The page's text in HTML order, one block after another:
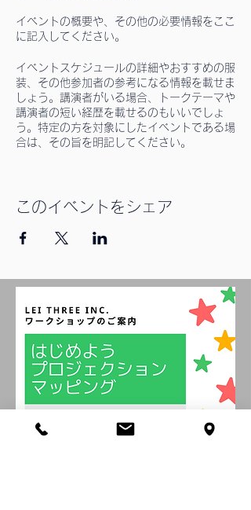
イベントの概要や、その他の必要情報をここ
に記入してください。
イベントスケジュールの詳細やおすすめの服
装、その他参加者の参考になる情報を載せま
しょう。講演者がいる場合、トークテーマや
講演者の短い経歴を載せるのもいいでしょ
う。特定の方を対象にしたイベントである場
合は、その旨を明記してください。
加意欲を高めましょう。
このイベントをシェア